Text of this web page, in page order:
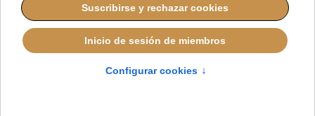
Una bala contra la
verdad